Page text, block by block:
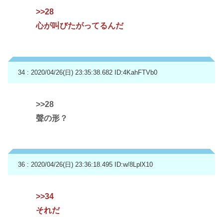
>>28
心が叫びたがってるんだ
34 : 2020/04/26(日) 23:35:38.682 ID:4KahFTVb0
>>28
聲の形？
36 : 2020/04/26(日) 23:36:18.495 ID:w/8LplX10
>>34
それだ